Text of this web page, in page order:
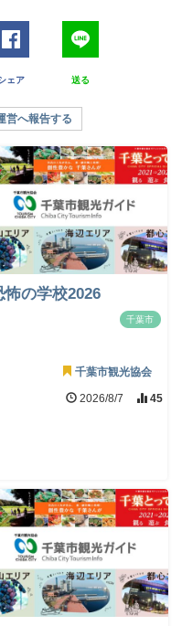
ェア 送る
営へ報告する
怖の学校2026
千葉市
千葉市観光協会
2026/8/7 45